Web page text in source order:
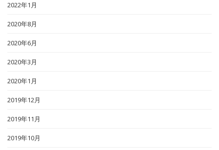
2022年1月
2020年8月
2020年6月
2020年3月
2020年1月
2019年12月
2019年11月
2019年10月